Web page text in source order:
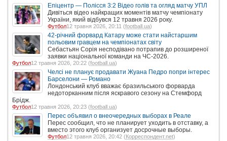
Епіцентр — Полісся 3:2 Відео голів та огляд матчу УПЛ
Дивіться відео найкращих моментів матчу чемпіонату
України, який відбувся 12 травня 2026 року.
Футбол12 травня 2026, 20:11 (football.ua)
42-річний форвард Катару може стати найстаршим
польовим гравцем на чемпіонатах світу
Себастьян Сорія несподівано потрапив до розширеної
заявки національної команди на ЧС-2026.
Футбол12 травня 2026, 20:22 (football.ua)
Челсі не планує продавати Жуана Педро попри інтерес
Барселони — Романо
Лондонський клуб вважає бразильського форварда
недоторканним після яскравого сезону на Стемфорд
Брідж.
Футбол12 травня 2026, 20:23 (football.ua)
Перес объявил о внеочередных выборах в Реале
Перес сообщил, что не планирует уходить в отставку, а
вместо этого клуб организует досрочные выборы.
Футбол12 травня 2026, 20:42 (Корреспондент.net)